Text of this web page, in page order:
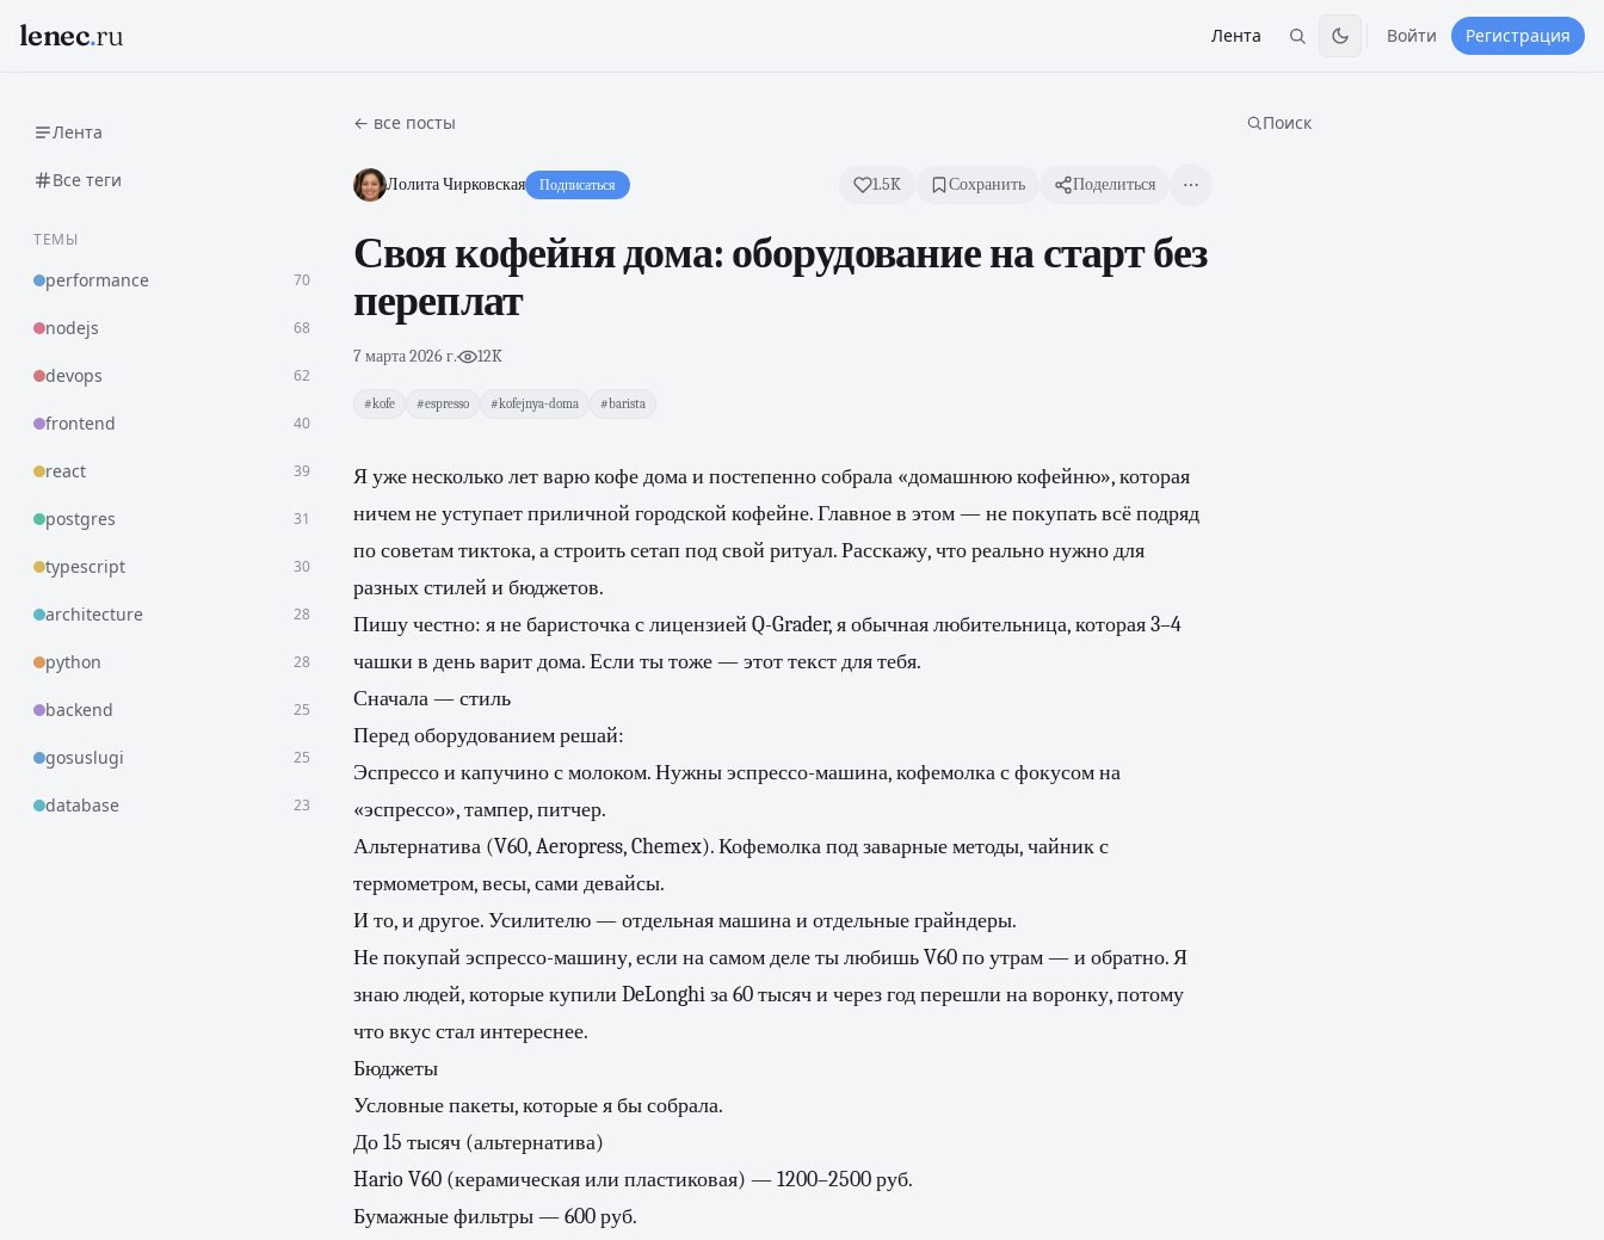
lenec.ru Лента Войти Регистрация
Лента
Все теги
ТЕМЫ
performance 70
nodejs 68
devops 62
frontend 40
react 39
postgres 31
typescript 30
architecture 28
python 28
backend 25
gosuslugi 25
database 23
← все посты
Лолита Чирковская Подписаться 1.5K Сохранить Поделиться
Своя кофейня дома: оборудование на старт без
переплат
7 марта 2026 г.· 12K
#kofe #espresso #kofejnya-doma #barista
Я уже несколько лет варю кофе дома и постепенно собрала «домашнюю кофейню», которая
ничем не уступает приличной городской кофейне. Главное в этом — не покупать всё подряд
по советам тиктока, а строить сетап под свой ритуал. Расскажу, что реально нужно для
разных стилей и бюджетов.
Пишу честно: я не баристочка с лицензией Q-Grader, я обычная любительница, которая 3–4
чашки в день варит дома. Если ты тоже — этот текст для тебя.
Сначала — стиль
Перед оборудованием решай:
Эспрессо и капучино с молоком. Нужны эспрессо-машина, кофемолка с фокусом на
«эспрессо», тампер, питчер.
Альтернатива (V60, Aeropress, Chemex). Кофемолка под заварные методы, чайник с
термометром, весы, сами девайсы.
И то, и другое. Усилителю — отдельная машина и отдельные грайндеры.
Не покупай эспрессо-машину, если на самом деле ты любишь V60 по утрам — и обратно. Я
знаю людей, которые купили DeLonghi за 60 тысяч и через год перешли на воронку, потому
что вкус стал интереснее.
Бюджеты
Условные пакеты, которые я бы собрала.
До 15 тысяч (альтернатива)
Hario V60 (керамическая или пластиковая) — 1200–2500 руб.
Бумажные фильтры — 600 руб.
Поиск